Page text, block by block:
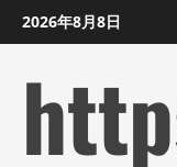
Skip
to
2026年8月8日